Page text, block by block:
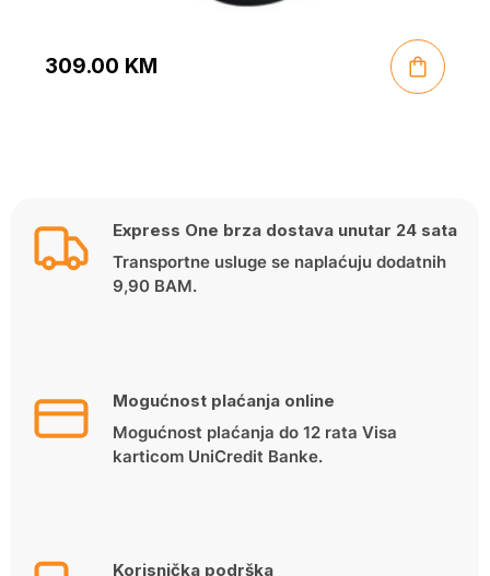
309.00 KM
Express One brza dostava unutar 24 sata
Transportne usluge se naplaćuju dodatnih
9,90 BAM.
Mogućnost plaćanja online
Mogućnost plaćanja do 12 rata Visa
karticom UniCredit Banke.
Korisnička podrška